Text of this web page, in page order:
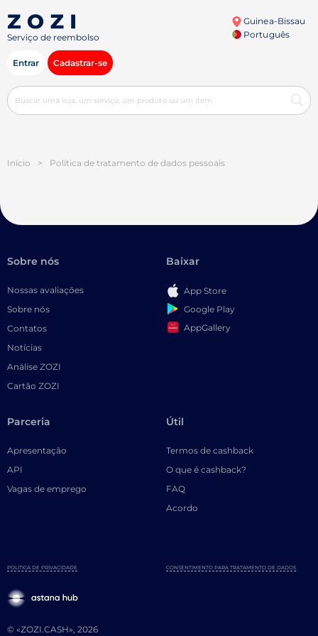
Serviço de reembolso
Guinea-Bissau
Português
Entrar Cadastrar-se
Início > Política de tratamento de dados pessoais
Sobre nós
Nossas avaliações
Sobre nós
Contatos
Notícias
Análise ZOZI
Cartão ZOZI
Baixar
App Store
Google Play
AppGallery
Parceria
Apresentação
API
Vagas de emprego
Útil
Termos de cashback
O que é cashback?
FAQ
Acordo
© «ZOZI.CASH», 2026
POLÍTICA DE PRIVACIDADE CONSENTIMENTO PARA TRATAMENTO DE DADOS